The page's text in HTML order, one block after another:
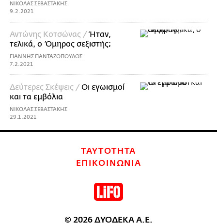
ΝΙΚΟΛΑΣ ΣΕΒΑΣΤΑΚΗΣ
9.2.2021
Αντώνης Κοτσώνας /Ήταν,
τελικά, ο Όμηρος σεξιστής;
ΓΙΑΝΝΗΣ ΠΑΝΤΑΖΟΠΟΥΛΟΣ
7.2.2021
Δεύτερες Σκέψεις /Οι εγωισμοί
και τα εμβόλια
ΝΙΚΟΛΑΣ ΣΕΒΑΣΤΑΚΗΣ
29.1.2021
ΤΑΥΤΟΤΗΤΑ
ΕΠΙΚΟΙΝΩΝΙΑ
© 2026 ΔΥΟΔΕΚΑ Α.Ε.